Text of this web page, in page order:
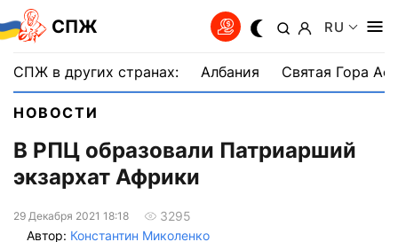
СПЖ RU
СПЖ в других странах: Албания Святая Гора
НОВОСТИ
В РПЦ образовали Патриарший
экзархат Африки
29 Декабря 2021 18:18
3295
Автор: Константин Миколенко